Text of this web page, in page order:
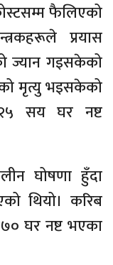
फैलिएको
प्रयास
ज्यान गइसकेको
मृत्यु भइसकेको
सय घर नष्ट
घोषणा हुँदा
थियो। करिब
घर नष्ट भएका